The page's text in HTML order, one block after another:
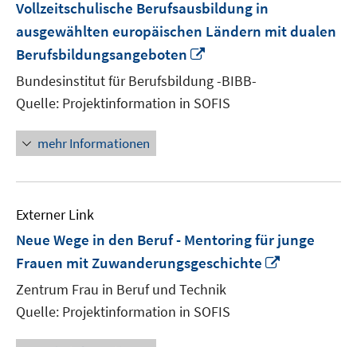
Vollzeitschulische Berufsausbildung in
ausgewählten europäischen Ländern mit dualen
Berufsbildungsangeboten
Fenster
öffnen
Bundesinstitut für Berufsbildung -BIBB-
Quelle: Projektinformation in SOFIS
mehr Informationen
Externer Link
Neue Wege in den Beruf - Mentoring für junge
Frauen mit Zuwanderungsgeschichte
Zentrum Frau in Beruf und Technik
Quelle: Projektinformation in SOFIS